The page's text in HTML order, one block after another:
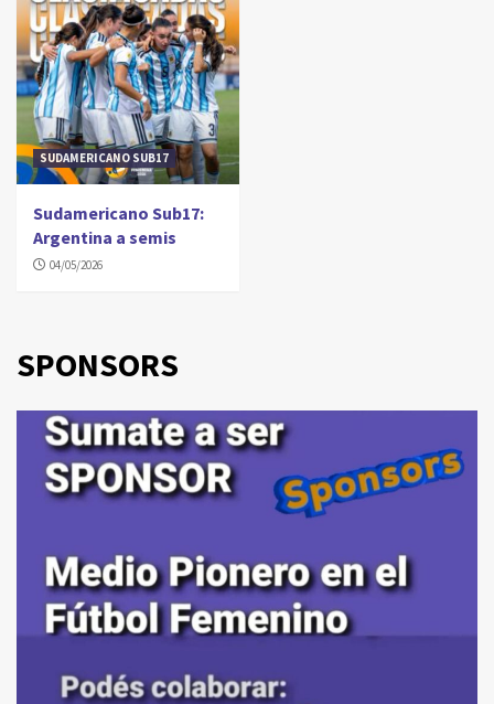
SUDAMERICANO SUB17
Sudamericano Sub17:
Argentina a semis
04/05/2026
SPONSORS